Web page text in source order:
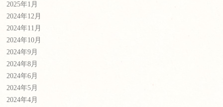
2025年1月
2024年12月
2024年11月
2024年10月
2024年9月
2024年8月
2024年6月
2024年5月
2024年4月